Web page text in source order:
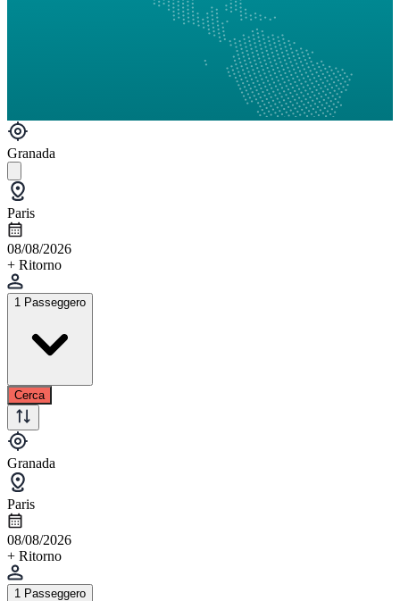
Granada
Paris
08/08/2026
+ Ritorno
1 Passeggero
Cerca
Granada
Paris
08/08/2026
+ Ritorno
1 Passeggero